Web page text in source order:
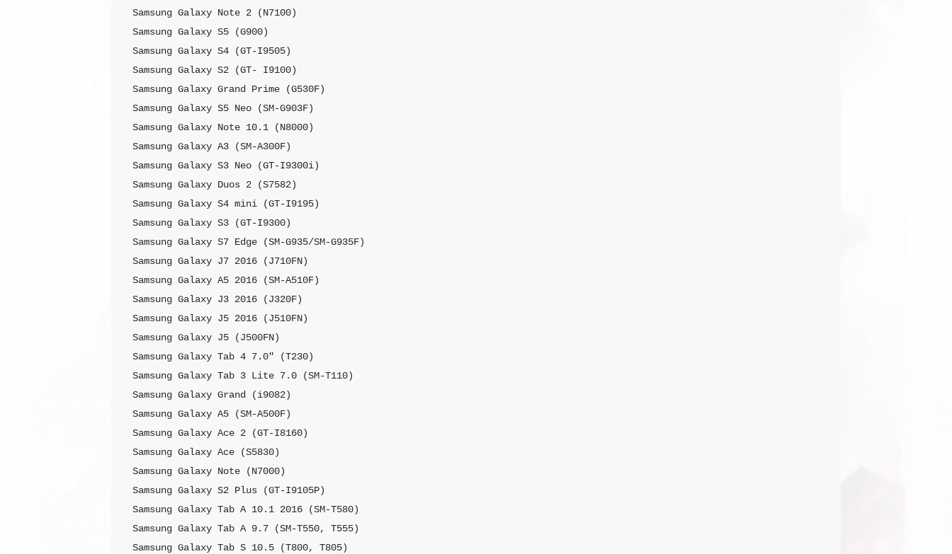
Samsung Galaxy Note 2 (N7100)
Samsung Galaxy S5 (G900)
Samsung Galaxy S4 (GT-I9505)
Samsung Galaxy S2 (GT- I9100)
Samsung Galaxy Grand Prime (G530F)
Samsung Galaxy S5 Neo (SM-G903F)
Samsung Galaxy Note 10.1 (N8000)
Samsung Galaxy A3 (SM-A300F)
Samsung Galaxy S3 Neo (GT-I9300i)
Samsung Galaxy Duos 2 (S7582)
Samsung Galaxy S4 mini (GT-I9195)
Samsung Galaxy S3 (GT-I9300)
Samsung Galaxy S7 Edge (SM-G935/SM-G935F)
Samsung Galaxy J7 2016 (J710FN)
Samsung Galaxy A5 2016 (SM-A510F)
Samsung Galaxy J3 2016 (J320F)
Samsung Galaxy J5 2016 (J510FN)
Samsung Galaxy J5 (J500FN)
Samsung Galaxy Tab 4 7.0″ (T230)
Samsung Galaxy Tab 3 Lite 7.0 (SM-T110)
Samsung Galaxy Grand (i9082)
Samsung Galaxy A5 (SM-A500F)
Samsung Galaxy Ace 2 (GT-I8160)
Samsung Galaxy Ace (S5830)
Samsung Galaxy Note (N7000)
Samsung Galaxy S2 Plus (GT-I9105P)
Samsung Galaxy Tab A 10.1 2016 (SM-T580)
Samsung Galaxy Tab A 9.7 (SM-T550, T555)
Samsung Galaxy Tab S 10.5 (T800, T805)